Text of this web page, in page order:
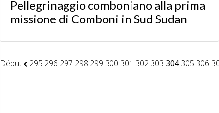
Pellegrinaggio comboniano alla prima
missione di Comboni in Sud Sudan
Début 295 296 297 298 299 300 301 302 303 304 305 306